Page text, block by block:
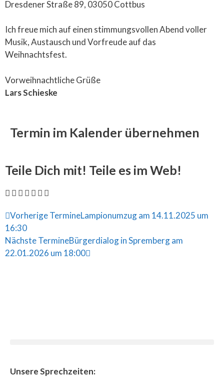
Dresdener Straße 89, 03050 Cottbus
Ich freue mich auf einen stimmungsvollen Abend voller
Musik, Austausch und Vorfreude auf das
Weihnachtsfest.
Vorweihnachtliche Grüße
Lars Schieske
Termin im Kalender übernehmen
Teile Dich mit! Teile es im Web!
Vorherige TermineLampionumzug am 14.11.2025 um
16:30
Nächste TermineBürgerdialog in Spremberg am
22.01.2026 um 18:00
Unsere Sprechzeiten: